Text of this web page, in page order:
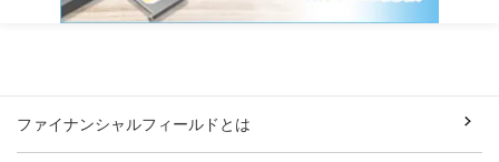
ファイナンシャルフィールドとは